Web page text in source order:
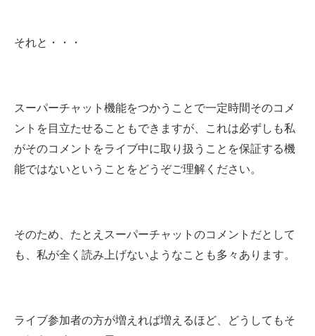
それと・・・
スーパーチャット機能をつかうことで一定時間そのコメ
ントを目立たせることもできますが、これは必ずしも私
がそのコメントをライブ中に取り扱うことを保証する機
能ではないということをどうぞご理解ください。
そのため、たとえスーパーチャットのコメントだとして
も、私が全く読み上げないようなことも多々あります。
ライブ参加者の方が増えれば増えるほど、どうしてもそ